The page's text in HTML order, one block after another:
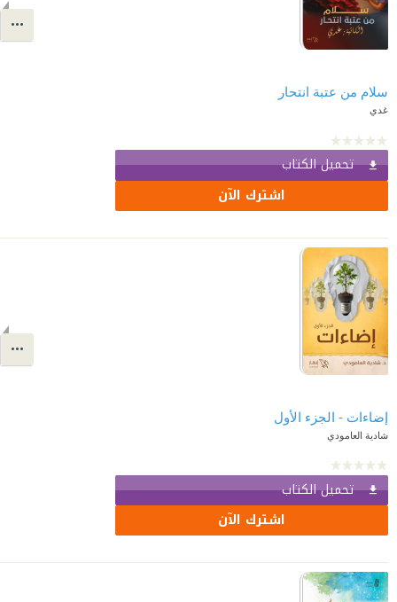
غدي
تحميل الكتاب
اشترك الآن
إضاءات - الجزء الأول
شادية العامودي
تحميل الكتاب
اشترك الآن